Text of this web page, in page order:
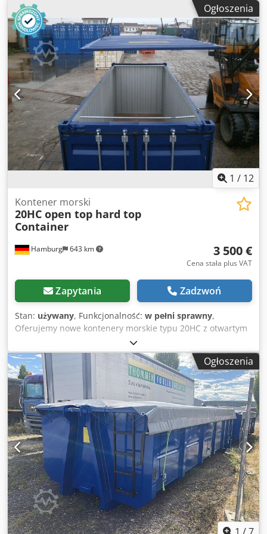
cm). Tylko do produktów niebezpiecznych (woda, oleje,
alkohol itd.), nie do substancji ADR. Temperatura pracy do
-40°C. Dedpozqt Awofx Amvock 1. Stan: nowy, nieużywany,
z ważną plakietką CSC 2. Pojemność: 25 700 litrów 3. Zawór
dekompresyjny 4. Ciśnienie robocze zamknięcia: 7 bar 5.
Części zamienne w zestawie: zawór dekompresyjny, zawór
spustowy, klapa włazu 6. Dowolny kolor w cenie (przy
zamówieniu wstępnym) 7. Logo firmowe w cenie (przy
zamówieniu wstępnym) 8. Zbiornik wyjmowalny 9.
Transport: Bezpłatna i niezobowiązująca oferta dostawy
(wraz z rozładunkiem na życzenie) – wystarczy podać kod
pocztowy. 10. Zdjęcia oryginalne 11. Na zamówienie
Zapraszamy do kontaktu! NAUTEXA GmbH
Ogłoszenia
1 / 12
Hamburg 643 km
Kontener morski
20HC open top hard top
Container
3 500 €
Cena stała plus VAT
Zapytania Zadzwoń
Stan: używany, Funkcjonalność: w pełni sprawny,
Oferujemy nowe kontenery morskie typu 20HC z otwartym
dachem (możliwość demontażu dachu w celu załadunku od
góry). Dostępne z Hamburga. Dcodezqt Adopfx Amvek TYP
KONTENERA: Kontener morski 20HC z
otwartym/zamykanym dachem ZALETY: Łatwy załadunek od
góry, idealny do transportu materiałów sypkich. STAN:
Nowy, szczelny, przystosowany do transportu towarów,
posiada tabliczkę CSC, drewnianą podłogę, zdjęcia
przedstawiają rzeczywisty stan. WYMIARY (długość x
szerokość x wysokość): Zgodnie z normą ISO. Wymiary
zewnętrzne: 6,058 x 2,438 x 2,896 mm, wymiary
wewnętrzne: 5,898 x 2,352 x 2,690 mm, wymiary drzwi:
2,338 x 2,585 mm, pojemność: 37,4 m³. TRANSPORT:
Prosimy o podanie kodu pocztowego, abyśmy mogli
przygotować bezpłatną i niezobowiązującą ofertę na
kontenery, w tym koszt transportu i, w razie potrzeby,
rozładunku z ciężarówki. RÓŻNORODNOŚĆ: Ponadto
Ogłoszenia